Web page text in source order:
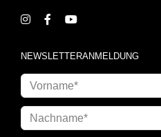
NEWSLETTERANMELDUNG